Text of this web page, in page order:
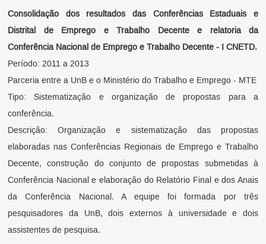
Consolidação dos resultados das Conferências Estaduais e
Distrital de Emprego e Trabalho Decente e relatoria da
Conferência Nacional de Emprego e Trabalho Decente - I CNETD.
Período: 2011 a 2013
Parceria entre a UnB e o Ministério do Trabalho e Emprego - MTE
Tipo: Sistematização e organização de propostas para a
conferência.
Descrição: Organização e sistematização das propostas
elaboradas nas Conferências Regionais de Emprego e Trabalho
Decente, construção do conjunto de propostas submetidas à
Conferência Nacional e elaboração do Relatório Final e dos Anais
da Conferência Nacional. A equipe foi formada por três
pesquisadores da UnB, dois externos à universidade e dois
assistentes de pesquisa.